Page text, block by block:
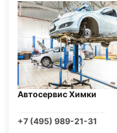
Автосервис Химки
+7 (495) 989-21-31